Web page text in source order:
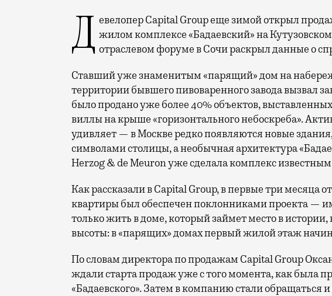
Девелопер Capital Group еще зимой открыл продажи первого пула квартир в жилом комплексе «Бадаевский» на
отраслевом форуме в Сочи раскрыл данные о
Ставший уже знаменитым «парящий» дом на
территории бывшего пивоваренного завода вызвал
было продано уже более 40% объектов,
виллы на крыше «горизонтального небоскреба».
удивляет — в Москве редко появляются новые
символами столицы, а необычная архитектура
Herzog & de Meuron уже сделала комплекс
Как рассказали в Capital Group, в первые три месяца
квартиры был обеспечен поклонниками проекта —
только жить в доме, который займет место в
высоты: в «парящих» домах первый жилой этаж
По словам директора по продажам Capital Group
ждали старта продаж уже с того момента, как была
«Бадаевского». Затем в компанию стали обращаться